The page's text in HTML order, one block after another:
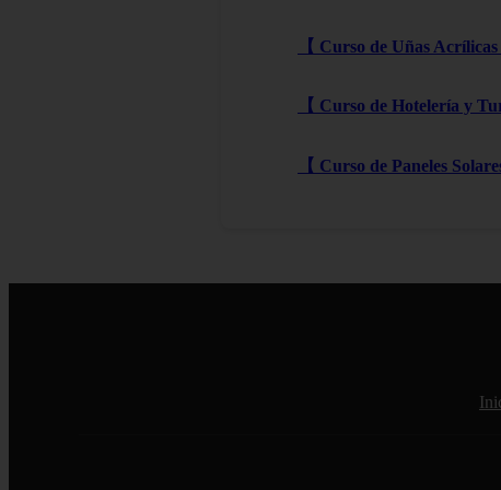
【 Curso de Uñas
【 Curso de Hotelería y
【 Curso de Paneles